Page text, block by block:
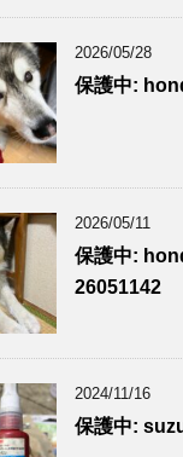
2026/05/28
保護中:
2026/05/11
保護中:
26051142
2024/11/16
保護中: